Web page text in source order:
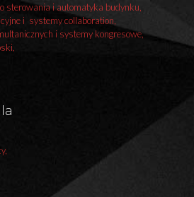
sterowania i automatyka budynku,
i systemy collaboration,
i systemy kongresowe,